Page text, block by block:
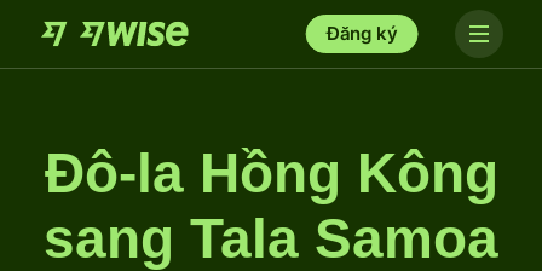
Đăng ký
Đô-la Hồng Kông
sang Tala Samoa